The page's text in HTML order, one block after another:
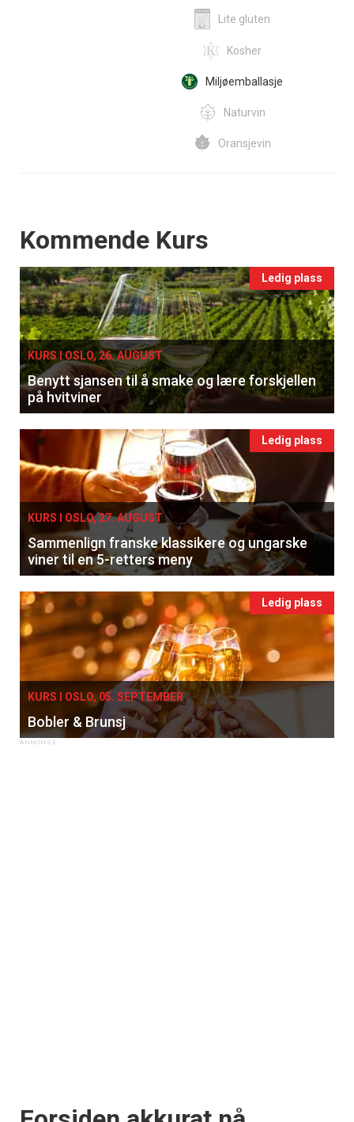
Lite gluten
Kosher
Miljøemballasje
Naturvin
Oransjevin
Events
Kommende Kurs
Ledig plass
KURS I OSLO, 26. AUGUST
Benytt sjansen til å smake og lære forskjellen
på hvitviner
Ledig plass
KURS I OSLO, 27. AUGUST
Sammenlign franske klassikere og ungarske
viner til en 5-retters meny
Ledig plass
KURS I OSLO, 05. SEPTEMBER
Bobler & Brunsj